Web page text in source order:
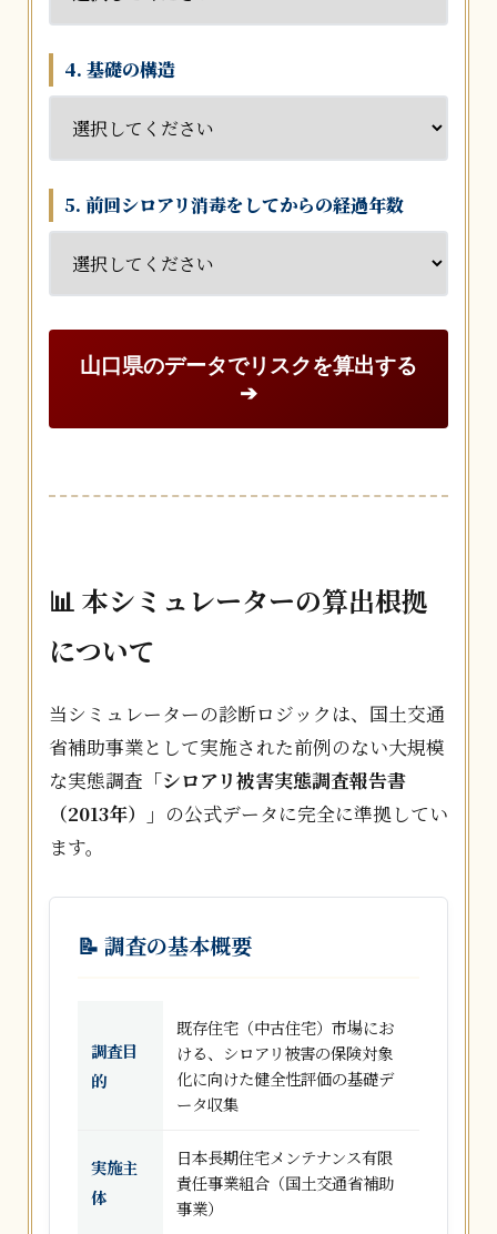
4. 基礎の構造
5. 前回シロアリ消毒をしてからの経過年数
山口県のデータでリスクを算出する
➔
📊 本シミュレーターの算出根拠
について
当シミュレーターの診断ロジックは、国土交通
省補助事業として実施された前例のない大規模
な実態調査 「シロアリ被害実態調査報告書
（2013年）」 の公式データに完全に準拠してい
ます。
📝 調査の基本概要
調査目
的
既存住宅（中古住宅）市場にお
ける、シロアリ被害の保険対象
化に向けた健全性評価の基礎デ
ータ収集
実施主
体
日本長期住宅メンテナンス有限
責任事業組合（国土交通省補助
事業）